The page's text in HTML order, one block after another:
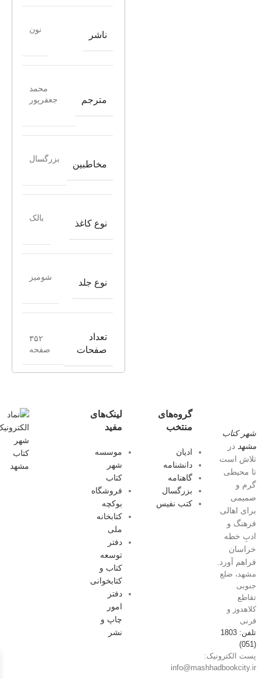
ناشر
نون
مترجم
محمد
جعفرپور
مخاطبین
بزرگسال
نوع کاغذ
بالک
نوع جلد
شومیز
تعداد
صفحات
۳۵۲
صفحه
شهر کتاب
مشهد در
تلاش است
تا محیطی
گرم و
صمیمی
برای اهالی
فرهنگ و
ادبِ خطه
خراسان
فراهم آورد.
مشهد، ضلع
جنوبی
تقاطع
کلاهدوز و
قرنی
تلفن: 1803
(051)
پست الکترونیک:
info@mashhadbookcity.ir
گروه‌های
منتخب
ادیان
دانشنامه
گاهنامه
بزرگسال
کتب نفیس
لینک‌های
مفید
موسسه
شهر
کتاب
فروشگاه
بوکچه
کتابخانه
ملی
دفتر
توسعه
کتاب و
کتابخوانی
دفتر
امور
چاپ و
نشر